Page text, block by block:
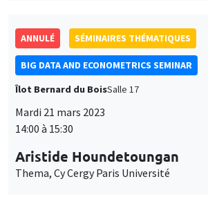
ANNULÉ SÉMINAIRES THÉMATIQUES
BIG DATA AND ECONOMETRICS SEMINAR
Îlot Bernard du BoisSalle 17
Mardi 21 mars 2023
14:00 à 15:30
Aristide Houndetoungan
Thema, Cy Cergy Paris Université